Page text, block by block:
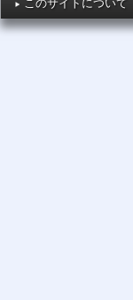
このサイトについて